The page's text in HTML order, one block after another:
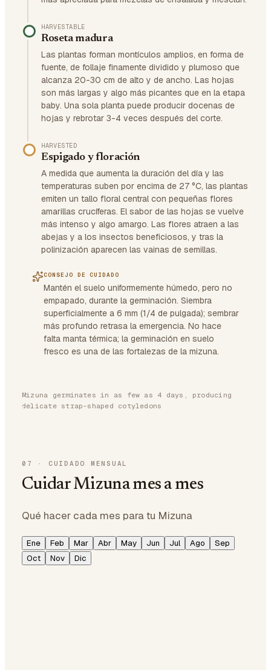
HARVESTABLE
Roseta madura
Las plantas forman montículos amplios, en forma de
fuente, de follaje finamente dividido y plumoso que
alcanza 20-30 cm de alto y de ancho. Las hojas
son más largas y algo más picantes que en la etapa
baby. Una sola planta puede producir docenas de
hojas y rebrotar 3-4 veces después del corte.
HARVESTED
Espigado y floración
A medida que aumenta la duración del día y las
temperaturas suben por encima de 27 °C, las plantas
emiten un tallo floral central con pequeñas flores
amarillas crucíferas. El sabor de las hojas se vuelve
más intenso y algo amargo. Las flores atraen a las
abejas y a los insectos beneficiosos, y tras la
polinización aparecen las vainas de semillas.
CONSEJO DE CUIDADO
Mantén el suelo uniformemente húmedo, pero no
empapado, durante la germinación. Siembra
superficialmente a 6 mm (1/4 de pulgada); sembrar
más profundo retrasa la emergencia. No hace
falta manta térmica; la germinación en suelo
fresco es una de las fortalezas de la mizuna.
Mizuna germinates in as few as 4 days, producing
delicate strap-shaped cotyledons
07 · CUIDADO MENSUAL
Cuidar Mizuna mes a mes
Qué hacer cada mes para tu Mizuna
Ene Feb Mar Abr May Jun Jul Ago
Sep
Oct
Nov Dic